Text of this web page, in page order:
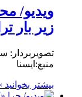
ویدیو/
زیر بار
تصویربردار:
منبع:ایسنا
بیشتر بخوانید